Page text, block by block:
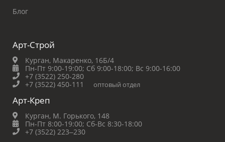
Блог
Арт-Строй
Курган, Макаренко, 16Б/4
Пн-Пт 9:00-19:00; Сб 9:00-18:00; Вс 9:00-16:00
+7 (3522) 250-280
+7 (3522) 450-111
оптовый отдел
Арт-Креп
Курган, М. Горького, 148
Пн-Пт 8:00-19:00; Сб-Вс 8:30-18:00
+7 (3522) 223‒230